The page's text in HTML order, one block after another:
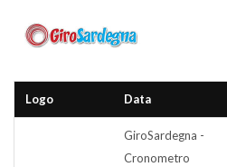
Logo Data
GiroSardegna -
Cronometro